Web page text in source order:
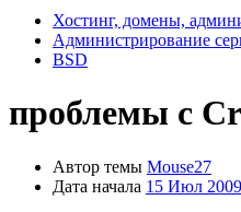
Хостинг, домены,
Администрирование
BSD
проблемы с
Автор темы Mouse27
Дата начала 15 Июл 2009